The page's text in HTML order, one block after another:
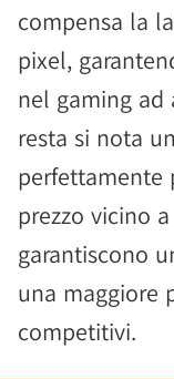
compensa la
pixel,
nel gaming ad
resta si nota
prezzo vicino
garantiscono
una maggiore
competitivi.